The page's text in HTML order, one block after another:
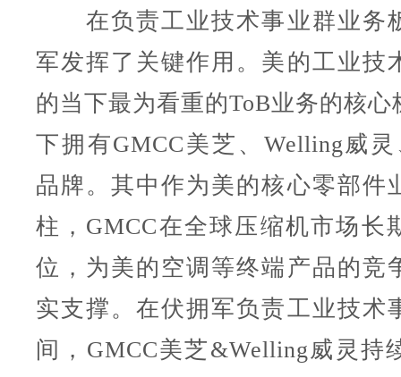
在负责工业技术事业群业务
军发挥了关键作用。美的工业技
的当下最为看重的ToB业务的核心
下拥有GMCC美芝、Welling威
品牌。其中作为美的核心零部件
柱，GMCC在全球压缩机市场长
位，为美的空调等终端产品的竞
实支撑。在伏拥军负责工业技术
间，GMCC美芝&Welling威灵持